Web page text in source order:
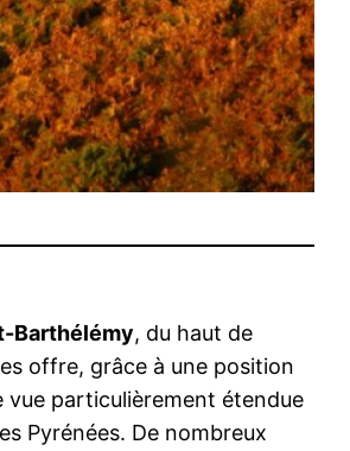
Barthélémy, du haut de
offre, grâce à une position
vue particulièrement étendue
Pyrénées. De nombreux